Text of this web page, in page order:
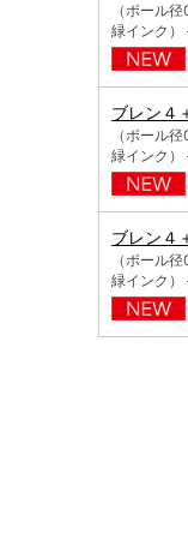
（ボール
緑インク）
ブレン
（ボール
緑インク）
ブレン
（ボール
緑インク）